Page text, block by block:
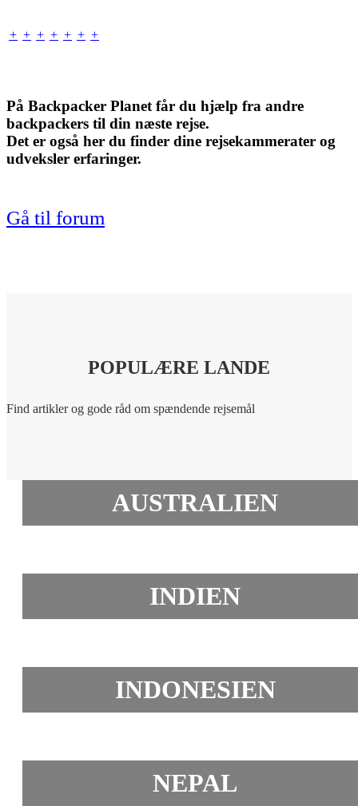
+ + + + + + +
På Backpacker Planet får du hjælp fra andre
backpackers til din næste rejse.
Det er også her du finder dine rejsekammerater og
udveksler erfaringer.
Gå til forum
POPULÆRE LANDE
Find artikler og gode råd om spændende rejsemål
AUSTRALIEN
INDIEN
INDONESIEN
NEPAL